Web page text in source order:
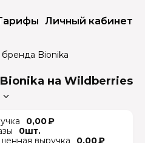
Личный кабинет
бренда Bionika
на Wildberries
0,00 ₽
0шт.
выручка
0,00 ₽